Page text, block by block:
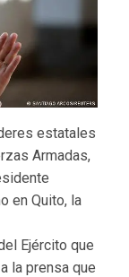
estatales
Armadas,
en Quito, la
Ejército que
la prensa que